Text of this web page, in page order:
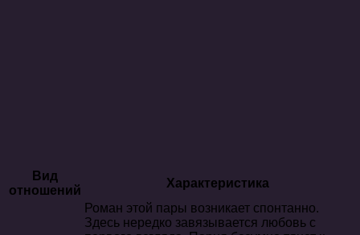
Вид
отношений
Характеристика
Роман этой пары возникает спонтанно.
Здесь нередко завязывается любовь с